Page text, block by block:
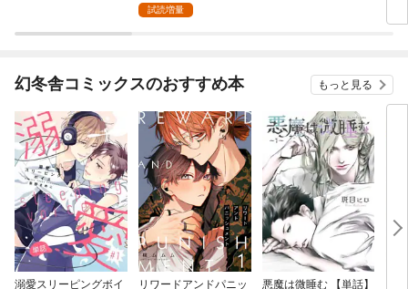
付】試読増量
幻冬舎コミックスのおすすめ本 もっと見る
溺愛スリーピングボイ リワードアンドパニッ 悪魔は微睡む 【単話】